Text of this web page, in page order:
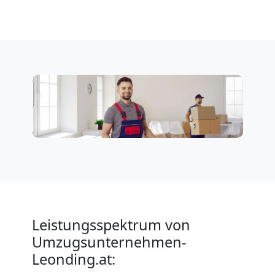
Leistungsspektrum von
Umzugsunternehmen-
Leonding.at: